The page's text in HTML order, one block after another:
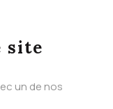
site
un de nos